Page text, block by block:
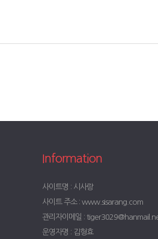
Information
사이트명 : 시사랑
사이트 주소 : www.sisarang.com
관리자이메일 :
운영자명 : 김형효